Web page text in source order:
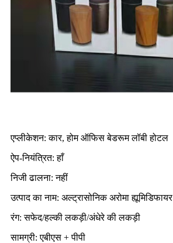
एप्लीकेशन: कार, होम ऑफिस बेडरूम लॉबी होटल
ऐप-नियंत्रित: हाँ
निजी ढालना: नहीं
उत्पाद का नाम: अल्ट्रासोनिक अरोमा ह्यूमिडिफायर
रंग: सफेद/हल्की लकड़ी/अंधेरे की लकड़ी
सामग्री: एबीएस + पीपी